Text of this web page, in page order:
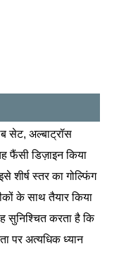
सेट, अल्बाट्रॉस
फैंसी डिज़ाइन किया
शीर्ष स्तर का गोल्फिंग
के साथ तैयार किया
सुनिश्चित करता है कि
पर अत्यधिक ध्यान